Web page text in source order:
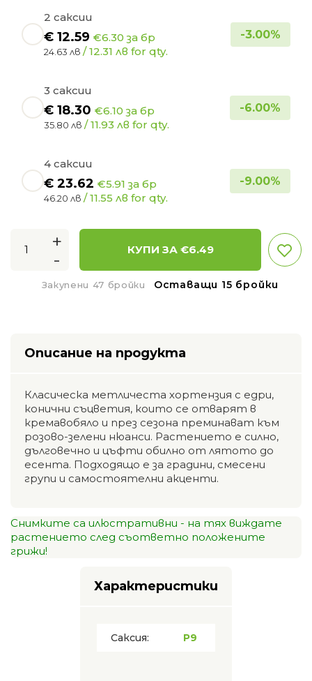
2 саксии
€ 12.59 €6.30 за бр
24.63 лв / 12.31 лв for qty.
-3.00%
3 саксии
€ 18.30 €6.10 за бр
35.80 лв / 11.93 лв for qty.
-6.00%
4 саксии
€ 23.62 €5.91 за бр
46.20 лв / 11.55 лв for qty.
-9.00%
+
-
КУПИ ЗА €6.49
Закупени 47 бройки Оставащи 15 бройки
Описание на продукта
Класическа метличеста хортензия с едри,
конични съцветия, които се отварят в
кремавобяло и през сезона преминават към
розово-зелени нюанси. Растението е силно,
дълговечно и цъфти обилно от лятото до
есента. Подходящо е за градини, смесени
групи и самостоятелни акценти.
Снимките са илюстративни - на тях виждате
растението след съответно положените
грижи!
Характеристики
Саксия: P9